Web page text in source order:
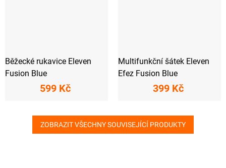
Běžecké rukavice Eleven
Fusion Blue
599 Kč
Multifunkční šátek Eleven
Efez Fusion Blue
399 Kč
ZOBRAZIT VŠECHNY SOUVISEJÍCÍ PRODUKTY